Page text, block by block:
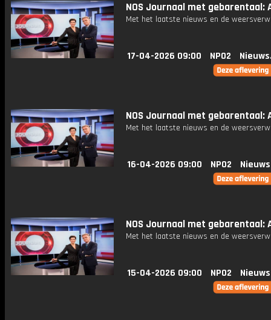
NOS Journaal met gebarentaal:
Met het laatste nieuws en de
17-04-2026 09:00 NPO2
NOS Journaal met gebarentaal:
Met het laatste nieuws en de
16-04-2026 09:00 NPO2
NOS Journaal met gebarentaal:
Met het laatste nieuws en de
15-04-2026 09:00 NPO2